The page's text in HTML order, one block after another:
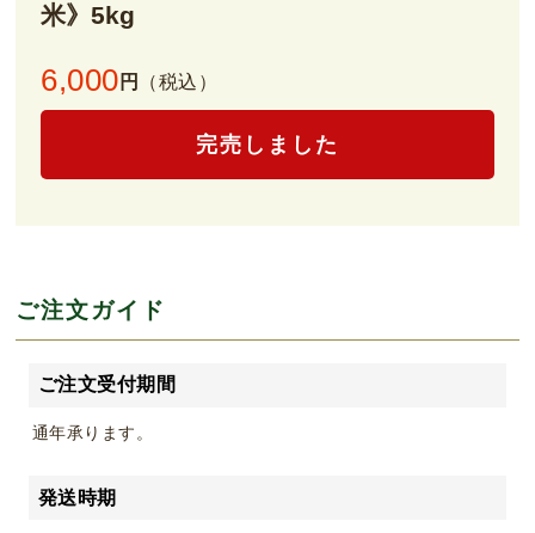
米》5kg
6,000 円 （税込）
完売しました
ご注文ガイド
ご注文受付期間
通年承ります。
発送時期